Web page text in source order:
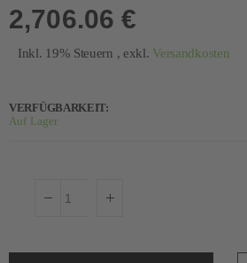
2,706.06 €
Inkl. 19% Steuern ,exkl. Versandkosten
VERFÜGBARKEIT:
Auf Lager